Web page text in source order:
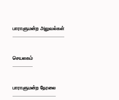
பாராளுமன்ற அலுவல்கள்
செயலகம்
பாராளுமன்ற நேரலை